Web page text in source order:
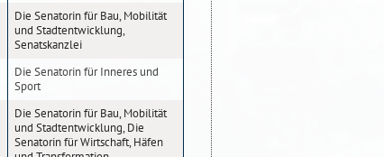
Die Senatorin für Bau, Mobilität
und Stadtentwicklung,
Senatskanzlei
Die Senatorin für Inneres und
Sport
Die Senatorin für Bau, Mobilität
und Stadtentwicklung, Die
Senatorin für Wirtschaft, Häfen